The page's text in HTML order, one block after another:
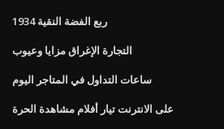
1934 ربع الفضة النقية
التجارة الإغراق مزايا وعيوب
ساعات التداول في المتاجر اليوم
على الانترنت تيار أفلام مشاهدة الحرة